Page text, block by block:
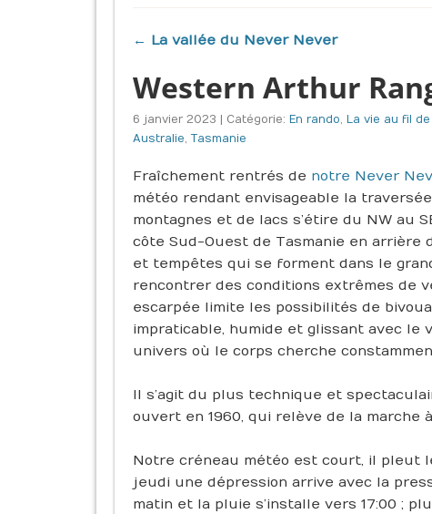
← La vallée du Never Never
Western Arthur
6 janvier 2023 | Catégorie: En rando, La vie au fil
Australie, Tasmanie
Fraîchement rentrés de notre Never
météo rendant envisageable la
montagnes et de lacs s’étire du NW au
côte Sud-Ouest de Tasmanie en arrière
et tempêtes qui se forment dans le
rencontrer des conditions extrêmes de
escarpée limite les possibilités de
impraticable, humide et glissant avec le
univers où le corps cherche
Il s’agit du plus technique et
ouvert en 1960, qui relève de la marche
Notre créneau météo est court, il pleut
jeudi une dépression arrive avec la
matin et la pluie s’installe vers 17:00 ;